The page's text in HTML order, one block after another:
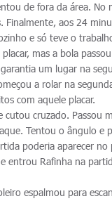
de fora da área. No
Finalmente, aos 24
e só teve o
mas a bola
um lugar na
a rolar na
com aquele placar.
cutou cruzado. Passou
Tentou o ângulo e
poderia aparecer no
entrou Rafinha na
espalmou para